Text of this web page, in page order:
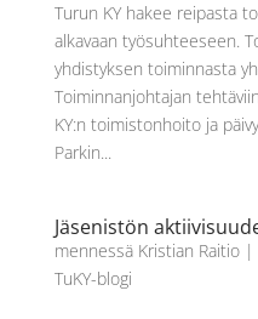
Turun KY hakee reipasta
alkavaan työsuhteeseen.
yhdistyksen toiminnasta
Toiminnanjohtajan
KY:n toimistonhoito ja
Parkin...
Jäsenistön
mennessä Kristian Raitio|
TuKY-blogi